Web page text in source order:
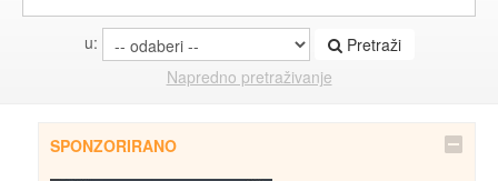
u:
Pretraži
Napredno pretraživanje
SPONZORIRANO